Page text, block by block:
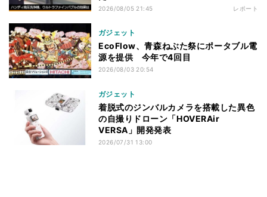
2026/08/05 21:45 レポート
ガジェット
EcoFlow、青森ねぶた祭にポータブル電
源を提供 今年で4回目
2026/08/03 20:54
ガジェット
着脱式のジンバルカメラを搭載した異色
の自撮りドローン「HOVERAir
VERSA」開発発表
2026/07/31 13:00